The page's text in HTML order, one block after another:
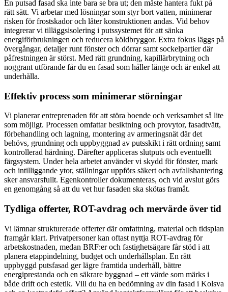
En putsad fasad ska inte bara se bra ut; den måste hantera fukt på
rätt sätt. Vi arbetar med lösningar som styr bort vatten, minimerar
risken för frostskador och låter konstruktionen andas. Vid behov
integrerar vi tilläggsisolering i putssystemet för att sänka
energiförbrukningen och reducera köldbryggor. Extra fokus läggs på
övergångar, detaljer runt fönster och dörrar samt sockelpartier där
påfrestningen är störst. Med rätt grundning, kapillärbrytning och
noggrant utförande får du en fasad som håller länge och är enkel att
underhålla.
Effektiv process som minimerar störningar
Vi planerar entreprenaden för att störa boende och verksamhet så lite
som möjligt. Processen omfattar besiktning och provytor, fasadtvätt,
förbehandling och lagning, montering av armeringsnät där det
behövs, grundning och uppbyggnad av putsskikt i rätt ordning samt
kontrollerad härdning. Därefter appliceras slutputs och eventuellt
färgsystem. Under hela arbetet använder vi skydd för fönster, mark
och intilliggande ytor, ställningar uppförs säkert och avfalls­hantering
sker ansvarsfullt. Egenkontroller dokumenteras, och vid avslut görs
en genomgång så att du vet hur fasaden ska skötas framåt.
Tydliga offerter, ROT-avdrag och mervärde över tid
Vi lämnar strukturerade offerter där omfattning, material och tidsplan
framgår klart. Privatpersoner kan oftast nyttja ROT-avdrag för
arbetskostnaden, medan BRF:er och fastighetsägare får stöd i att
planera etappindelning, budget och underhållsplan. En rätt
uppbyggd putsfasad ger lägre framtida underhåll, bättre
energiprestanda och en säkrare byggnad – ett värde som märks i
både drift och estetik. Vill du ha en bedömning av din fasad i Kolsva